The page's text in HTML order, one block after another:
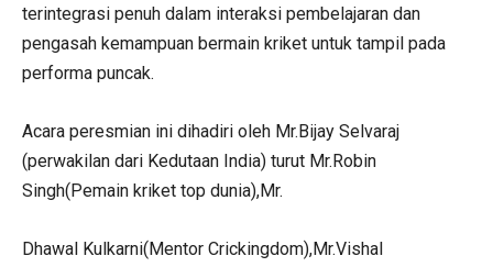
terintegrasi penuh dalam interaksi pembelajaran dan
pengasah kemampuan bermain kriket untuk tampil pada
performa puncak.
Acara peresmian ini dihadiri oleh Mr.Bijay Selvaraj
(perwakilan dari Kedutaan India) turut Mr.Robin
Singh(Pemain kriket top dunia),Mr.
Dhawal Kulkarni(Mentor Crickingdom),Mr.Vishal